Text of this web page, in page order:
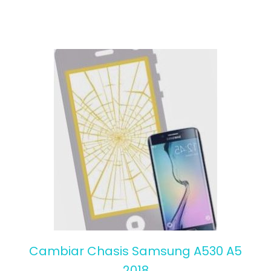
Cambiar Chasis Samsung A530 A5